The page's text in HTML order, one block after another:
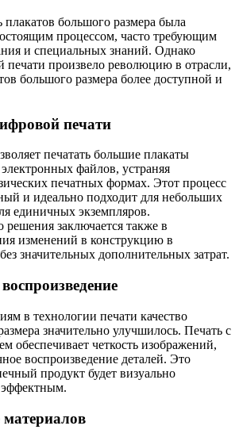
большого размера была
процессом, часто требующим
и специальных знаний. Однако
печати произвело революцию в отрасли,
большого размера более доступной и
печати
печатать большие плакаты
файлов, устраняя
печатных формах. Этот процесс
и идеально подходит для небольших
единичных экземпляров.
заключается также в
изменений в конструкцию в
значительных дополнительных затрат.
в технологии печати качество
значительно улучшилось. Печать с
обеспечивает четкость изображений,
воспроизведение деталей. Это
продукт будет визуально
материалов